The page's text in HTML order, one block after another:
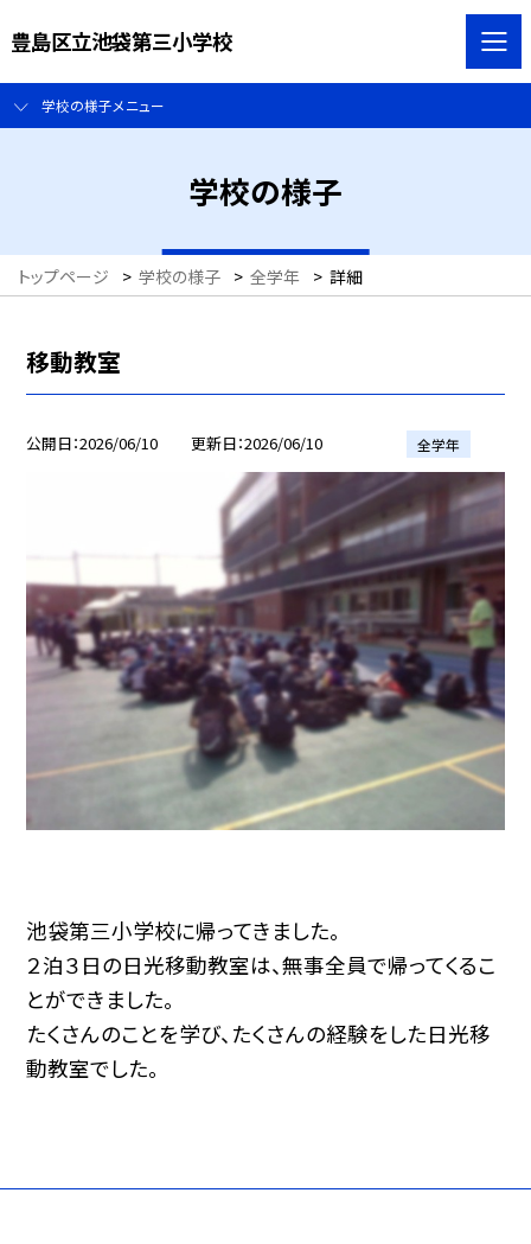
豊島区立池袋第三小学校
学校の様子メニュー
学校の様子
トップページ > 学校の様子 > 全学年 > 詳細
移動教室
公開日 2026/06/10 更新日 2026/06/10 全学年
池袋第三小学校に帰ってきました。
２泊３日の日光移動教室は、無事全員で帰ってくるこ
とができました。
たくさんのことを学び、たくさんの経験をした日光移
動教室でした。